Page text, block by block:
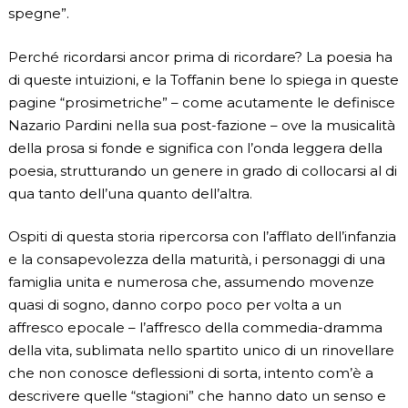
spegne”.
Perché ricordarsi ancor prima di ricordare? La poesia ha
di queste intuizioni, e la Toffanin bene lo spiega in queste
pagine “prosimetriche” – come acutamente le definisce
Nazario Pardini nella sua post-fazione – ove la musicalità
della prosa si fonde e significa con l’onda leggera della
poesia, strutturando un genere in grado di collocarsi al di
qua tanto dell’una quanto dell’altra.
Ospiti di questa storia ripercorsa con l’afflato dell’infanzia
e la consapevolezza della maturità, i personaggi di una
famiglia unita e numerosa che, assumendo movenze
quasi di sogno, danno corpo poco per volta a un
affresco epocale – l’affresco della commedia-dramma
della vita, sublimata nello spartito unico di un rinovellare
che non conosce deflessioni di sorta, intento com’è a
descrivere quelle “stagioni” che hanno dato un senso e